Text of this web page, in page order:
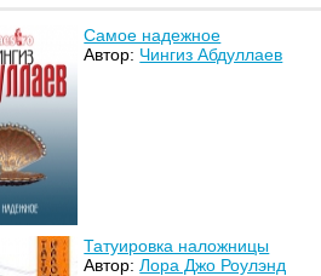
Самое надежное
Автор: Чингиз Абдуллаев
Татуировка наложницы
Автор:Лора Джо Роулэнд